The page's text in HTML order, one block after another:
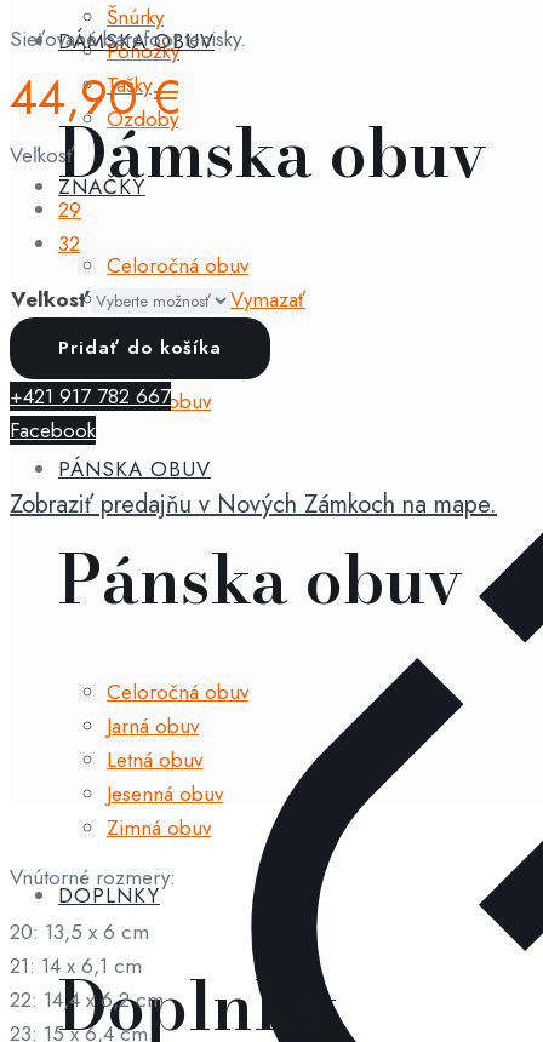
Šnúrky
Ponožky
Tašky
Ozdoby
ZNAČKY
DÁMSKA OBUV
Dámska obuv
Celoročná obuv
Jarná obuv
Letná obuv
Zimná obuv
PÁNSKA OBUV
Pánska obuv
Celoročná obuv
Jarná obuv
Letná obuv
Jesenná obuv
Zimná obuv
DOPLNKY
Doplnky
Sieťované barefoot tenisky.
44,90€
Veľkosť
29
32
Veľkosť
Vymazať
množstvo
Milash
-
fun
shoes
béžové
Pridať do košíka
+421 917 782 667
Facebook
Zobraziť predajňu v Nových Zámkoch na mape.
Vnútorné rozmery:
20: 13,5 x 6 cm
21: 14 x 6,1 cm
22: 14,4 x 6,2 cm
23: 15 x 6,4 cm